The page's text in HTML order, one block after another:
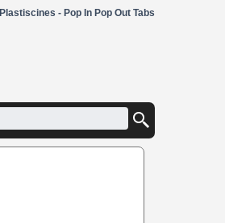
Plastiscines - Pop In Pop Out Tabs